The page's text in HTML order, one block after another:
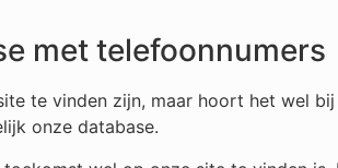
met telefoonnumers
te vinden zijn, maar hoort het wel
onze database.